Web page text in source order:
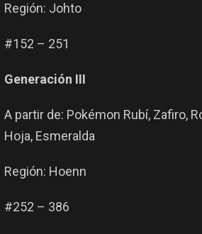
Región: Johto
#152 – 251
Generación III
A partir de: Pokémon Rubí, Zafiro,
Hoja, Esmeralda
Región: Hoenn
#252 – 386